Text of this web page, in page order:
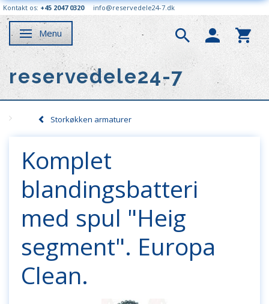
Kontakt os: +45 2047 0320 info@reservedele24-7.dk
Skifte navigation
Menu
reservedele24-7
Storkøkken armaturer
Komplet
blandingsbatteri
med spul "Heig
segment". Europa
Clean.